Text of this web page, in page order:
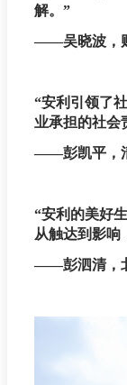
解。”
——吴晓波，
“安利引领了
业承担的社会
——彭凯平，
“安利的美好
从触达到影响
——彭泗清，